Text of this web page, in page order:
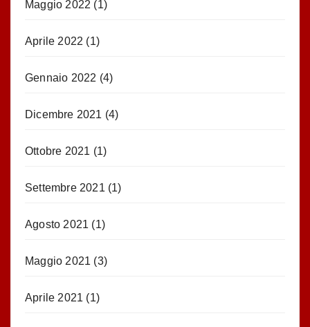
Maggio 2022 (1)
Aprile 2022 (1)
Gennaio 2022 (4)
Dicembre 2021 (4)
Ottobre 2021 (1)
Settembre 2021 (1)
Agosto 2021 (1)
Maggio 2021 (3)
Aprile 2021 (1)